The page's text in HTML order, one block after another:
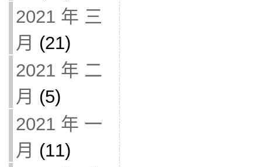
2021 年 三
月 (21)
2021 年 二
月 (5)
2021 年 一
月 (11)